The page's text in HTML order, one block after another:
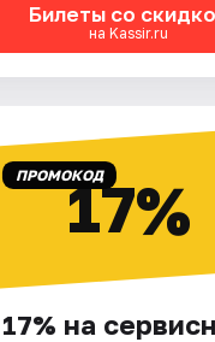
Билеты со
на Kassir.ru
ПРОМОКОД17%
на